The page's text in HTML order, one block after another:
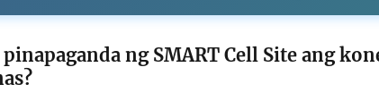
pinapaganda ng SMART Cell Site ang